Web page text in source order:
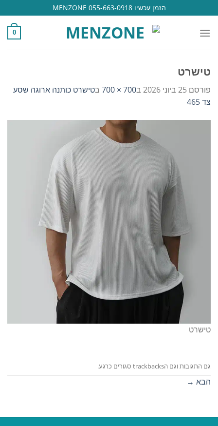
to
content
הזמן עכשיו 055-663-0918 MENZONE
0
טישרט
פורסם 25 ביוני 2026 ב700 × 700 בטישרט כותנה ארוגה שסע
צד 465
טישרט
גם התגובות וגם הtrackbacks סגורים כרגע.
הבא →